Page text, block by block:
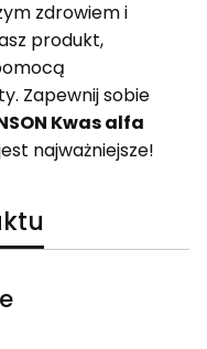
zdrowiem i
produkt,
Zapewnij sobie
Kwas alfa
najważniejsze!